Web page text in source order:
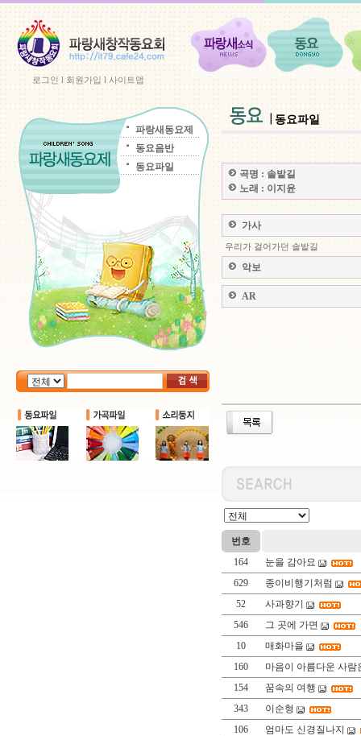
로그인l 회원가입l사이트맵
파랑새동요제
동요음반
동요파일
동요파일
곡명 : 솔밭길
노래 : 이지윤
가사
우리가 걸어가던 솔밭길
악보
AR
번호
164
눈을 감아요
629
종이비행기처럼
52
사과향기
546
그 곳에 가면
10
매화마을
160
마음이 아름다운 사람
154
꿈속의 여행
343
이순형
106
엄마도 신경질나지